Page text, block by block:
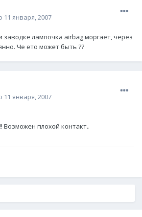
11 января, 2007
заводке лампочка airbag моргает, через
Че ето может быть ??
11 января, 2007
Возможен плохой контакт..